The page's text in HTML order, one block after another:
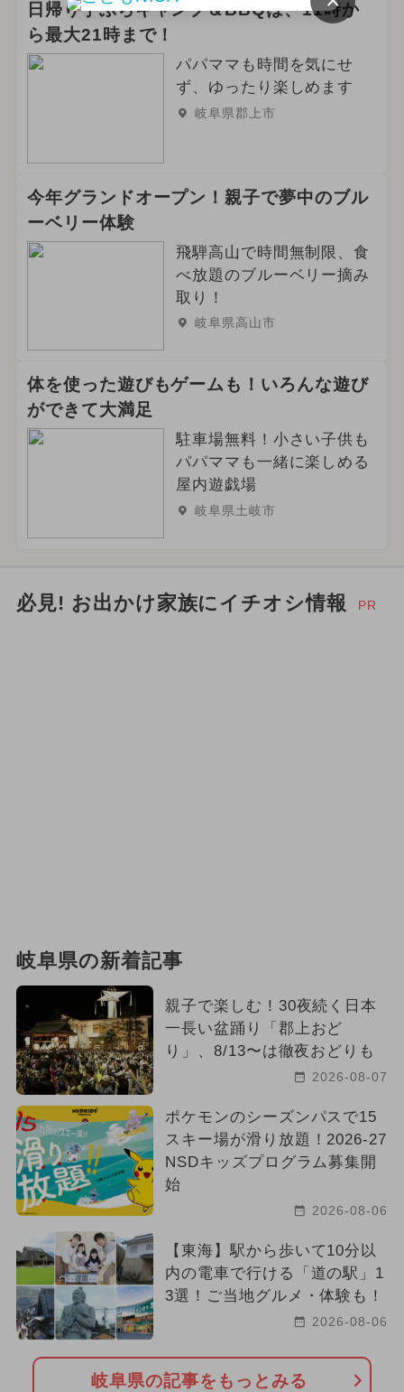
2026年9月のイベント
2025年6月のイベント クリスマス
グルメフェス イルミネーション
2023年11月のイベント
2024年4月のイベント
夏休み（涼しい）
日帰り手ぶらキャンプ＆BBQは、11時か
ら最大21時まで！
パパママも時間を気にせ
ず、ゆったり楽しめます
岐阜県郡上市
今年グランドオープン！親子で夢中のブル
ーベリー体験
飛騨高山で時間無制限、食
べ放題のブルーベリー摘み
取り！
岐阜県高山市
体を使った遊びもゲームも！いろんな遊び
ができて大満足
駐車場無料！小さい子供も
パパママも一緒に楽しめる
屋内遊戯場
岐阜県土岐市
必見! お出かけ家族にイチオシ情報 PR
岐阜県の新着記事
親子で楽しむ！30夜続く日本
一長い盆踊り「郡上おど
り」、8/13〜は徹夜おどりも
2026-08-07
ポケモンのシーズンパスで15
スキー場が滑り放題！2026-27
NSDキッズプログラム募集開
始
2026-08-06
【東海】駅から歩いて10分以
内の電車で行ける「道の駅」1
3選！ご当地グルメ・体験も！
2026-08-06
岐阜県の記事をもっとみる